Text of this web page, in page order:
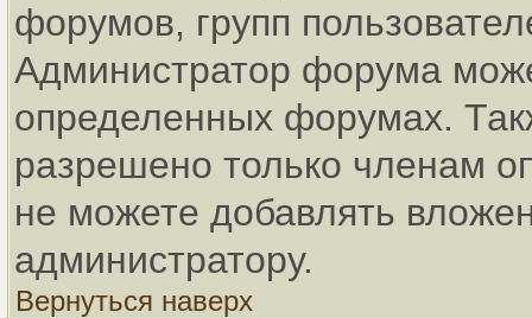
форумов, групп
Администратор форума
определенных форумах.
разрешено только членам
не можете добавлять
администратору.
Вернуться наверх